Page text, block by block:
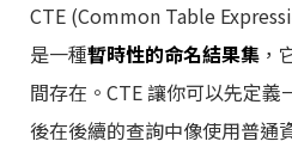
CTE (Common Table
是一種暫時性的命名結果集 ，
間存在。CTE 讓你可以先定
後在後續的查詢中像使用普通